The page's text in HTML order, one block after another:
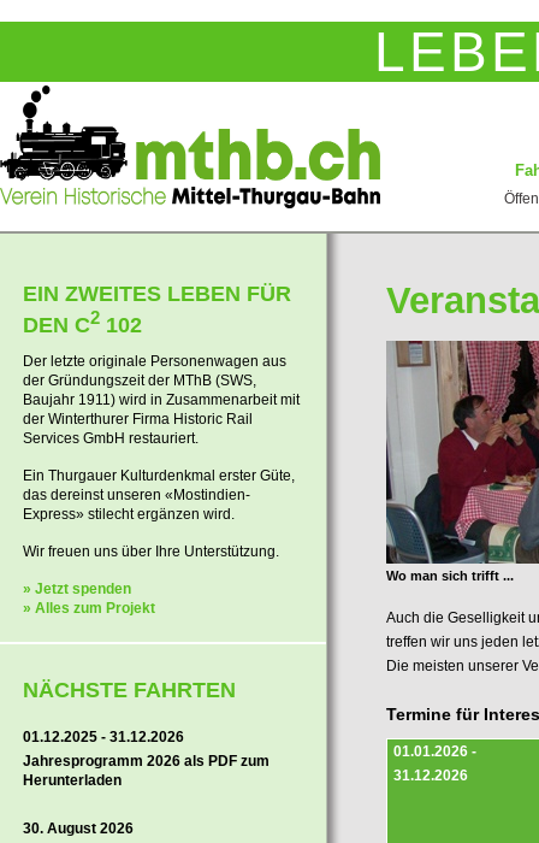
EIN ZWEITES LEBEN FÜR
DEN C2 102
Der letzte originale Personenwagen aus
der Gründungszeit der MThB (SWS,
Baujahr 1911) wird in Zusammenarbeit mit
der Winterthurer Firma Historic Rail
Services GmbH restauriert.
Ein Thurgauer Kulturdenkmal erster Güte,
das dereinst unseren «Mostindien-
Express» stilecht ergänzen wird.
Wir freuen uns über Ihre Unterstützung.
» Jetzt spenden
» Alles zum Projekt
NÄCHSTE FAHRTEN
01.12.2025 - 31.12.2026
Jahresprogramm 2026 als PDF zum
Herunterladen
30. August 2026
Wo man sich trifft ...
Auch die Geselligkeit
treffen wir uns jeden
Die meisten unserer
Termine für
01.01.2026 -
31.12.2026